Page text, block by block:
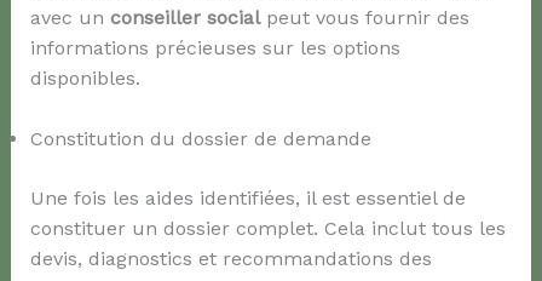
avec un conseiller socialpeut vous fournir des
informations précieuses sur les options
disponibles.
Constitution du dossier de demande
Une fois les aides identifiées, il est essentiel de
constituer un dossier complet. Cela inclut tous les
devis, diagnostics et recommandations des